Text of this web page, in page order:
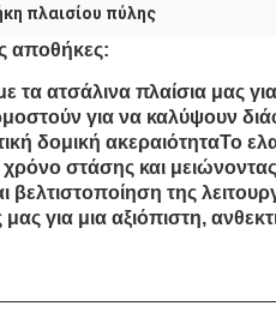
πλαισίου πύλης
αποθήκες:
τα ατσάλινα πλαίσια μας
για να καλύψουν
δομική ακεραιότηταΤο
στάσης και
της
για μια αξιόπιστη,